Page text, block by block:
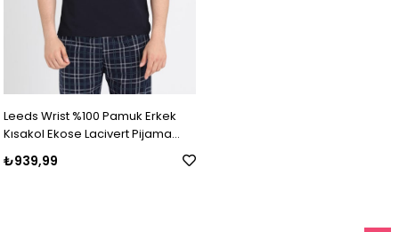
Leeds Wrist %100 Pamuk Erkek
Kısakol Ekose Lacivert Pijama
Takımı
₺939,99